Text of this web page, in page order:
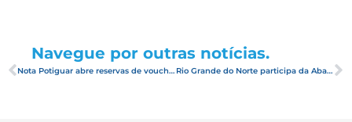
Navegue por outras notícias.
Nota Potiguar abre reservas de vouchers do Turismo Cidadão nesta terça-feira (15) Rio Grande do Norte participa da Abav Collab 2020